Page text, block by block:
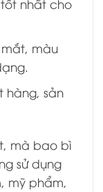
nhất cho
màu
hàng, sản
mà bao bì
sử dụng
mỹ phẩm,